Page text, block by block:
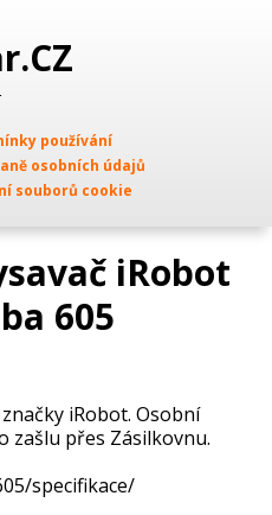
používání
osobních údajů
souborů cookie
iRobot
605
iRobot. Osobní
zašlu přes Zásilkovnu.
specifikace/